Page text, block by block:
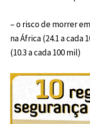
– o risco de morrer
na África (24.1 a cada
(10.3 a cada 100 mil)